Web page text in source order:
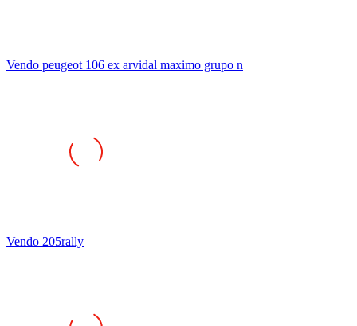
Vendo peugeot 106 ex arvidal maximo grupo n
Vendo 205rally